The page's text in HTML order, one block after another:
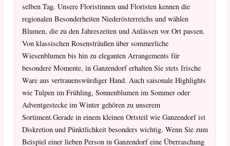
selben Tag. Unsere Floristinnen und Floristen kennen die
regionalen Besonderheiten Niederösterreichs und wählen
Blumen, die zu den Jahreszeiten und Anlässen vor Ort passen.
Von klassischen Rosensträußen über sommerliche
Wiesenblumen bis hin zu eleganten Arrangements für
besondere Momente, in Ganzendorf erhalten Sie stets frische
Ware aus vertrauenswürdiger Hand. Auch saisonale Highlights
wie Tulpen im Frühling, Sonnenblumen im Sommer oder
Adventgestecke im Winter gehören zu unserem
Sortiment.Gerade in einem kleinen Ortsteil wie Ganzendorf ist
Diskretion und Pünktlichkeit besonders wichtig. Wenn Sie zum
Beispiel einer lieben Person in Ganzendorf eine Überraschung